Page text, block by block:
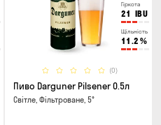
Гіркота
21 IBU
Щільність
11.2 %
(0)
Пиво Darguner Pilsener 0.5л
Світле, Фільтроване, 5°